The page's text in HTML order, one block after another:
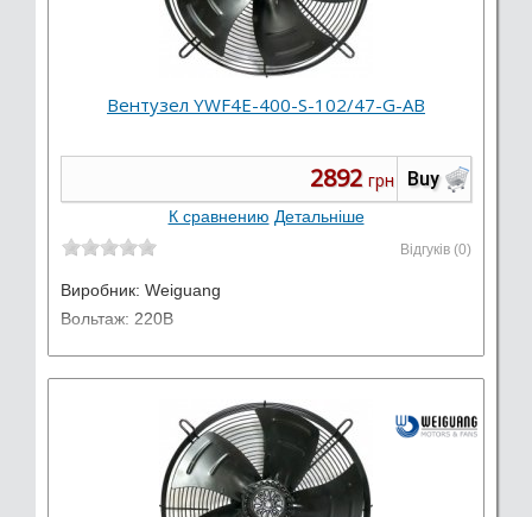
Вентузел YWF4E-400-S-102/47-G-AB
Buy
2892 грн
К сравнению Детальніше
Відгуків (0)
Виробник: Weiguang
Вольтаж: 220В